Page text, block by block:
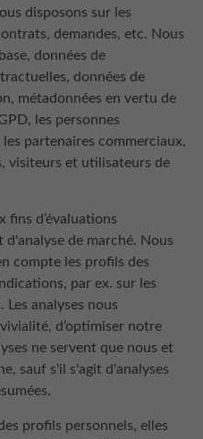
disposons sur les
demandes, etc. Nous
données de
données de
métadonnées en vertu de
les personnes
partenaires commerciaux,
visiteurs et utilisateurs de
fins d’évaluations
de marché. Nous
compte les profils des
par ex. sur les
Les analyses nous
d’optimiser notre
ne servent que nous et
sauf s'il s'agit d'analyses
profils personnels, elles